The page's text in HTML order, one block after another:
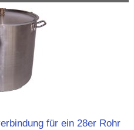
für ein 28er Rohr